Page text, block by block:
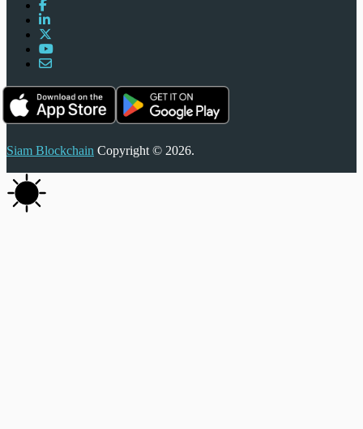
Siam Blockchain Copyright © 2026.